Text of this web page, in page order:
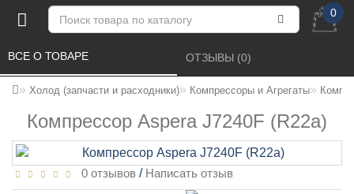
0
Холод (запчасти и расходники) Компрессоры и Агрегаты
Компрессор Aspera J7240F (R22a)
ВСЕ О ТОВАРЕ ОТЗЫВЫ (0)
0 отзывов / Написать отзыв